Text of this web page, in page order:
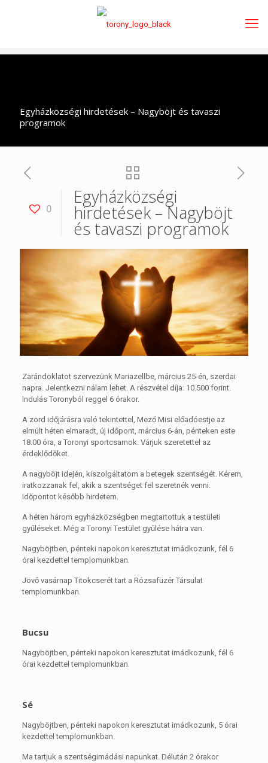
Egyházközségi hirdetések – Nagyböjt és tavaszi
programok
0
Egyházközségi
hirdetések – Nagyböjt
és tavaszi programok
Zarándoklatot szervezünk Mariazellbe, március 25-én, szerdai
napra. Jelentkezni nálam lehet. A részvétel díja: 10.500 forint.
Indulás Toronyból reggel 6 órakor.
A zord időjárásra való tekintettel, Mező Misi előadóestje az
elmúlt héten elmaradt, új időpont, március 6-án, pénteken este
18.00 óra, a Toronyi sportcsarnok. Várjuk szeretettel az
érdeklődőket.
A nagyböjt idején, kiszolgáltatom a betegek szentségét. Kérem,
iratkozzanak fel, akik a szentséget fel szeretnék venni.
Időpontot később hirdetem.
A héten három egyházközségben megtartottuk a testületi
gyűléseket. Még a Toronyi Testület gyűlése hátra van.
Nagyböjtben, pénteki napokon keresztutat imádkozunk, fél 6
órai kezdettel templomunkban.
Jövő vasárnap Titokcserét tart a Rózsafüzér Társulat
templomunkban.
Bucsu
Nagyböjtben, pénteki napokon keresztutat imádkozunk, fél 6
órai kezdettel templomunkban.
Sé
Nagyböjtben, pénteki napokon keresztutat imádkozunk, 5 órai
kezdettel templomunkban.
Ma tartjuk a szentségimádási napunkat. Délután 2 órakor